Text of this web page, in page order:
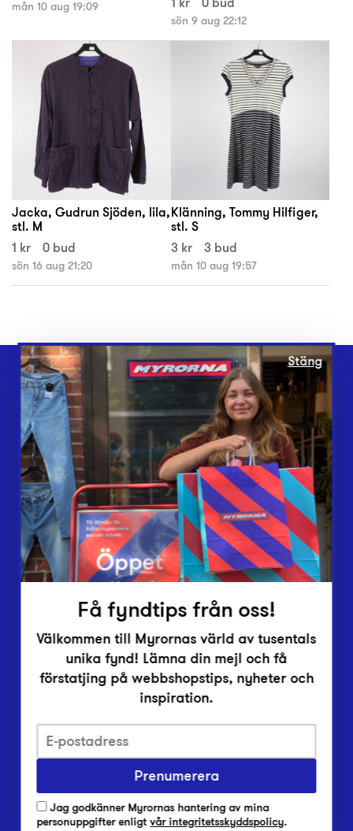
mån 10 aug 19:09
sön 9 aug 22:12
Jacka, Gudrun Sjöden, lila,
stl. M
1 kr
0 bud
sön 16 aug 21:20
Klänning, Tommy Hilfiger,
stl. S
3 kr
3 bud
mån 10 aug 19:57
Webbshop
Butiker
Lämna in
Vårt överskott
Inlämningsplatser
Om Myrorna
Lediga jobb
Pressrum
Integritetsskyddspolicy
Har du frågor om onlineköp, leverans eller retur?
Har du frågor om vår verksamhet?
Vanliga frågor om Myrorna
Stäng
Få fyndtips från oss!
Välkommen till Myrornas värld av tusentals
unika fynd! Lämna din mejl och få
förstatjing på webbshopstips, nyheter och
inspiration.
Prenumerera
Jag godkänner Myrornas hantering av mina
personuppgifter enligtvår integritetsskyddspolicy.